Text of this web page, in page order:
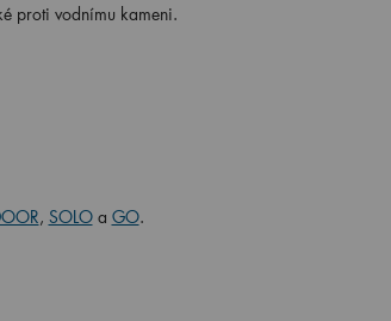
proti vodnímu kameni.
, SOLO a GO.